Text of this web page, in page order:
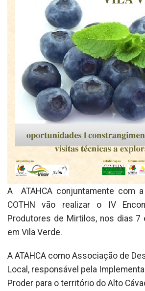
A ATAHCA conjuntamente com a
COTHN vão realizar o IV
Produtores de Mirtilos, nos dias 7
em Vila Verde.
A ATAHCA como Associação de
Local, responsável pela
Proder para o território do Alto